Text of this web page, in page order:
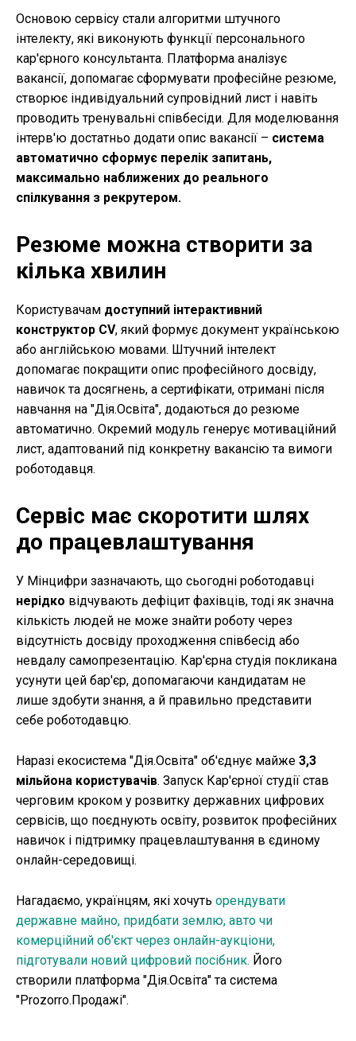
Основою сервісу стали алгоритми штучного
інтелекту, які виконують функції персонального
кар'єрного консультанта. Платформа аналізує
вакансії, допомагає сформувати професійне резюме,
створює індивідуальний супровідний лист і навіть
проводить тренувальні співбесіди. Для моделювання
інтерв'ю достатньо додати опис вакансії – система
автоматично сформує перелік запитань,
максимально наближених до реального
спілкування з рекрутером.
Резюме можна створити за
кілька хвилин
Користувачам доступний інтерактивний
конструктор CV, який формує документ українською
або англійською мовами. Штучний інтелект
допомагає покращити опис професійного досвіду,
навичок та досягнень, а сертифікати, отримані після
навчання на "Дія.Освіта", додаються до резюме
автоматично. Окремий модуль генерує мотиваційний
лист, адаптований під конкретну вакансію та вимоги
роботодавця.
Сервіс має скоротити шлях
до працевлаштування
У Мінцифри зазначають, що сьогодні роботодавці
нерідко відчувають дефіцит фахівців, тоді як значна
кількість людей не може знайти роботу через
відсутність досвіду проходження співбесід або
невдалу самопрезентацію. Кар'єрна студія покликана
усунути цей бар'єр, допомагаючи кандидатам не
лише здобути знання, а й правильно представити
себе роботодавцю.
Наразі екосистема "Дія.Освіта" об'єднує майже 3,3
мільйона користувачів. Запуск Кар'єрної студії став
черговим кроком у розвитку державних цифрових
сервісів, що поєднують освіту, розвиток професійних
навичок і підтримку працевлаштування в єдиному
онлайн-середовищі.
Нагадаємо, українцям, які хочуть орендувати
державне майно, придбати землю, авто чи
комерційний об'єкт через онлайн-аукціони,
підготували новий цифровий посібник. Його
створили платформа "Дія.Освіта" та система
"Prozorro.Продажі".